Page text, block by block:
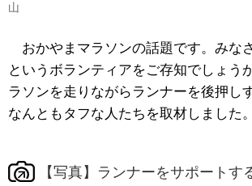
山
おかやまマラソンの話題です。みな
というボランティアをご存知でしょう
ラソンを走りながらランナーを後押し
なんともタフな人たちを取材しました。
【写真】ランナーをサポートす